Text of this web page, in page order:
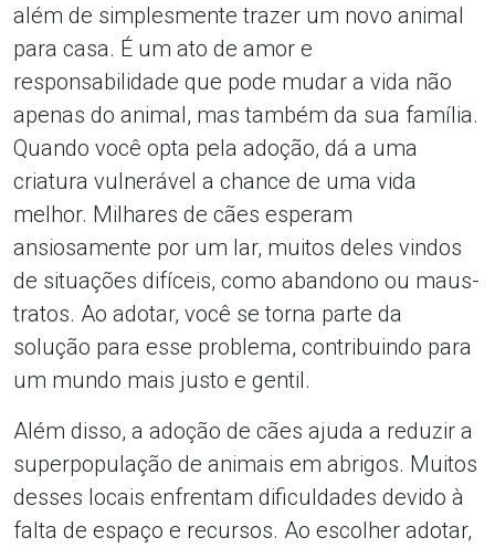
além de simplesmente trazer um novo animal
para casa. É um ato de amor e
responsabilidade que pode mudar a vida não
apenas do animal, mas também da sua família.
Quando você opta pela adoção, dá a uma
criatura vulnerável a chance de uma vida
melhor. Milhares de cães esperam
ansiosamente por um lar, muitos deles vindos
de situações difíceis, como abandono ou maus-
tratos. Ao adotar, você se torna parte da
solução para esse problema, contribuindo para
um mundo mais justo e gentil.
Além disso, a adoção de cães ajuda a reduzir a
superpopulação de animais em abrigos. Muitos
desses locais enfrentam dificuldades devido à
falta de espaço e recursos. Ao escolher adotar,